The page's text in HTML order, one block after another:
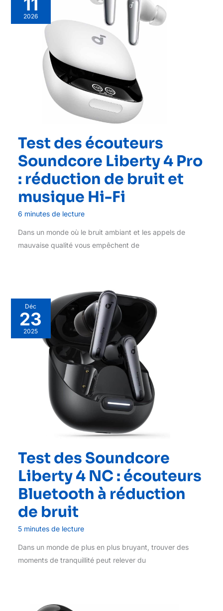
2026
Test des écouteurs
Soundcore Liberty 4 Pro
: réduction de bruit et
musique Hi-Fi
6 minutes de lecture
Dans un monde où le bruit ambiant et les appels de
mauvaise qualité vous empêchent de
Déc
23
2025
Test des Soundcore
Liberty 4 NC : écouteurs
Bluetooth à réduction
de bruit
5 minutes de lecture
Dans un monde de plus en plus bruyant, trouver des
moments de tranquillité peut relever du